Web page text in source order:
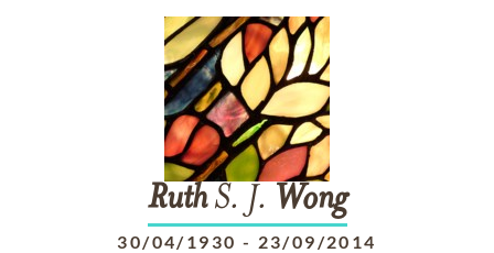
RuthS. J. Wong
30/04/1930 - 23/09/2014